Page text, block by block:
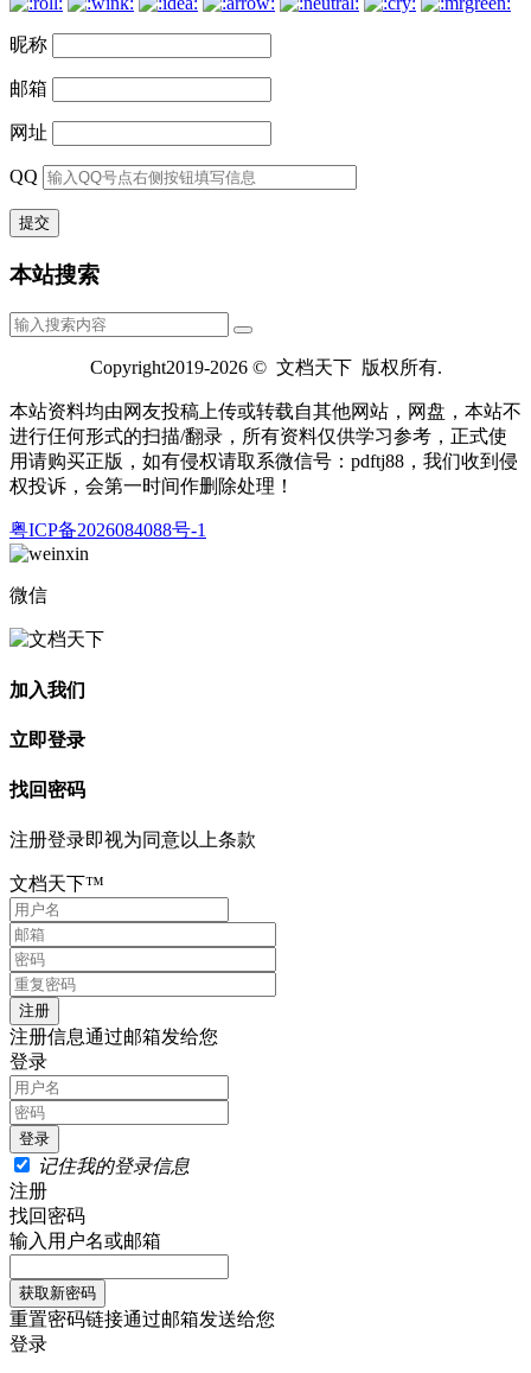
昵称
邮箱
网址
QQ
本站搜索
Copyright2019-2026 © 文档天下 版权所有.
本站资料均由网友投稿上传或转载自其他网站，网盘，本站不
进行仼何形式的扫描/翻录，所有资料仅供学习参考，正式使
用请购买正版，如有侵权请取系微信号：pdftj88，我们收到侵
权投诉，会第一时间作删除处理！
粤ICP备2026084088号-1
微信
加入我们
立即登录
找回密码
注册登录即视为同意以上条款
文档天下™
注册信息通过邮箱发给您
登录
记住我的登录信息
注册
找回密码
输入用户名或邮箱
重置密码链接通过邮箱发送给您
登录